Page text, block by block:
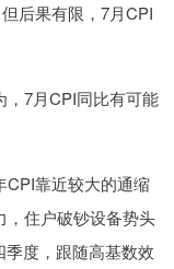
后果有限，7月CPI
，7月CPI同比有可能
CPI靠近较大的通缩
，住户破钞设备势头
度，跟随高基数效